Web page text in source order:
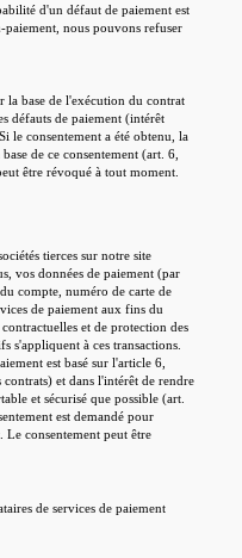
d'un défaut de paiement est
paiement, nous pouvons refuser
la base de l'exécution du contrat
défauts de paiement (intérêt
le consentement a été obtenu, la
de ce consentement (art. 6,
être révoqué à tout moment.
tierces sur notre site
vos données de paiement (par
compte, numéro de carte de
de paiement aux fins du
et de protection des
s'appliquent à ces transactions.
est basé sur l'article 6,
et dans l'intérêt de rendre
et sécurisé que possible (art.
est demandé pour
Le consentement peut être
de services de paiement